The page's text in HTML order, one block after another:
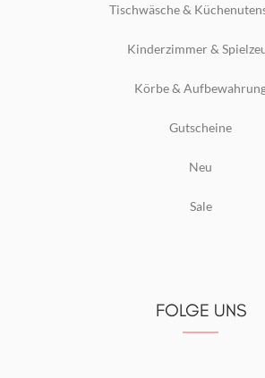
Tischwäsche &
Kinderzimmer &
Körbe &
Gutscheine
Neu
Sale
FOLGE UNS